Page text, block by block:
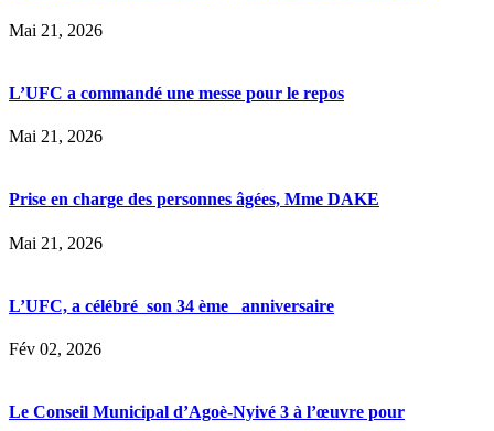
Mai 21, 2026
L’UFC a commandé une messe pour le repos
Mai 21, 2026
Prise en charge des personnes âgées, Mme DAKE
Mai 21, 2026
L’UFC, a célébré son 34 ème anniversaire
Fév 02, 2026
Le Conseil Municipal d’Agoè-Nyivé 3 à l’œuvre pour